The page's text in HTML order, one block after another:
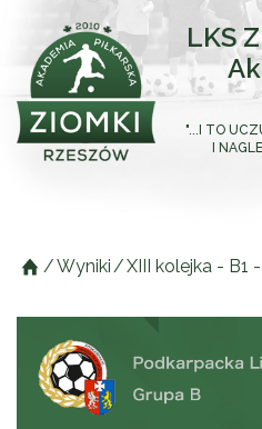
LKS
"...I TO
I
/Wyniki /XIII kolejka - B1